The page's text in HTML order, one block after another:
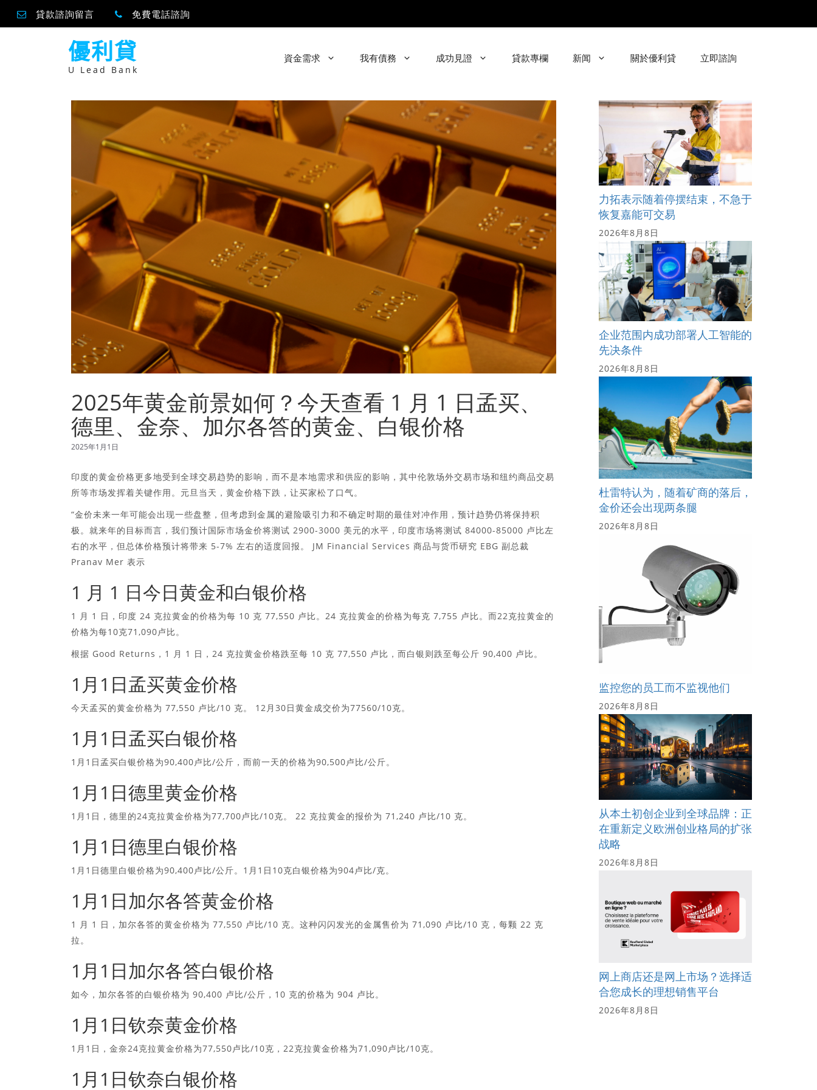
貸款諮詢留言 免費電話諮詢
優利貸
U Lead Bank
資金需求 我有債務 成功見證 貸款專欄 新闻 關於優利貸 立即諮詢
2025年黄金前景如何？今天查看 1 月 1 日孟买、
德里、金奈、加尔各答的黄金、白银价格
2025年1月1日
印度的黄金价格更多地受到全球交易趋势的影响，而不是本地需求和供应的影响，其中伦敦场外交易市场和纽约商品交易
所等市场发挥着关键作用。元旦当天，黄金价格下跌，让买家松了口气。
“金价未来一年可能会出现一些盘整，但考虑到金属的避险吸引力和不确定时期的最佳对冲作用，预计趋势仍将保持积
极。就来年的目标而言，我们预计国际市场金价将测试 2900-3000 美元的水平，印度市场将测试 84000-85000 卢比左
右的水平，但总体价格预计将带来 5-7% 左右的适度回报。 JM Financial Services 商品与货币研究 EBG 副总裁
Pranav Mer 表示
1 月 1 日今日黄金和白银价格
1 月 1 日，印度 24 克拉黄金的价格为每 10 克 77,550 卢比。24 克拉黄金的价格为每克 7,755 卢比。而22克拉黄金的
价格为每10克71,090卢比。
根据 Good Returns，1 月 1 日，24 克拉黄金价格跌至每 10 克 77,550 卢比，而白银则跌至每公斤 90,400 卢比。
1月1日孟买黄金价格
今天孟买的黄金价格为 77,550 卢比/10 克。 12月30日黄金成交价为77560/10克。
1月1日孟买白银价格
1月1日孟买白银价格为90,400卢比/公斤，而前一天的价格为90,500卢比/公斤。
1月1日德里黄金价格
1月1日，德里的24克拉黄金价格为77,700卢比/10克。 22 克拉黄金的报价为 71,240 卢比/10 克。
1月1日德里白银价格
1月1日德里白银价格为90,400卢比/公斤。1月1日10克白银价格为904卢比/克。
1月1日加尔各答黄金价格
1 月 1 日，加尔各答的黄金价格为 77,550 卢比/10 克。这种闪闪发光的金属售价为 71,090 卢比/10 克，每颗 22 克
拉。
1月1日加尔各答白银价格
如今，加尔各答的白银价格为 90,400 卢比/公斤，10 克的价格为 904 卢比。
1月1日钦奈黄金价格
1月1日，金奈24克拉黄金价格为77,550卢比/10克，22克拉黄金价格为71,090卢比/10克。
1月1日钦奈白银价格
力拓表示随着停摆结束，不急于
恢复嘉能可交易
2026年8月8日
企业范围内成功部署人工智能的
先决条件
2026年8月8日
杜雷特认为，随着矿商的落后，
金价还会出现两条腿
2026年8月8日
监控您的员工而不监视他们
2026年8月8日
从本土初创企业到全球品牌：正
在重新定义欧洲创业格局的扩张
战略
2026年8月8日
网上商店还是网上市场？选择适
合您成长的理想销售平台
2026年8月8日